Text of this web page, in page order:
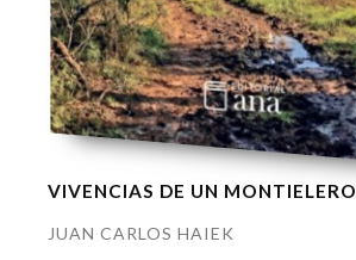
VIVENCIAS DE UN MONTIELERO
JUAN CARLOS HAIEK